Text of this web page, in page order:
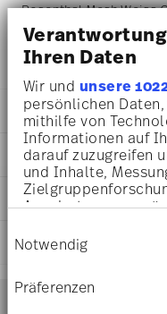
Ihren Daten
Wir und unsere
persönlichen
mithilfe von
Informationen auf
darauf zuzugreifen
und Inhalte,
Angeboten zu
Sie können Ihre
Cookie-Erklärung
Privacy Trigger
Notwendig
Präferenzen
Rosenthal Mesh Weiss
7,5 cm - 0,180 l,
DETAILS
Rosenthal
Mesh
White
Porcelain
4012438502595
DIMENSIONS
7,40 cm
10,30 cm
7,50 cm
CARE AND SAFETY
SHIPPING AND
Footer
Services